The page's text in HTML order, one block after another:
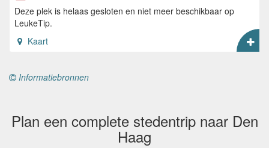
Deze plek is helaas gesloten en niet meer beschikbaar op
LeukeTip.
Kaart
Informatiebronnen
Plan een complete stedentrip naar Den
Haag